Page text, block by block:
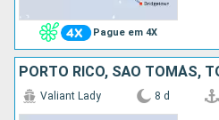
Pague em 4X
Valiant Lady 8 d